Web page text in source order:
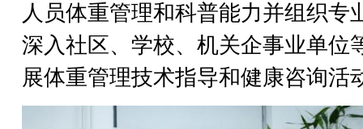
人员体重管理和科普能力并组织专
深入社区、学校、机关企事业单位
展体重管理技术指导和健康咨询活